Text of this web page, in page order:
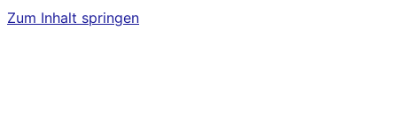
Zum Inhalt springen